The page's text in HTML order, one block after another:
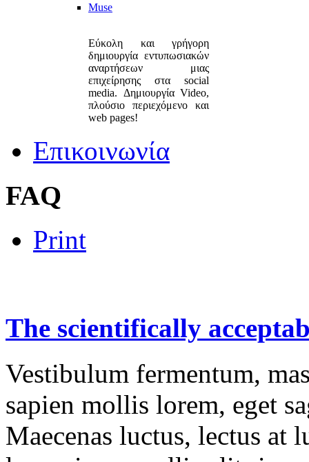
Muse
Εύκολη και γρήγορη
δημιουργία εντυπωσιακών
αναρτήσεων μιας
επιχείρησης στα social
media. Δημιουργία Video,
πλούσιο περιεχόμενο και
web pages!
Επικοινωνία
FAQ
Print
The scientifically
Vestibulum fermentum,
sapien mollis lorem, eget
Maecenas luctus, lectus at